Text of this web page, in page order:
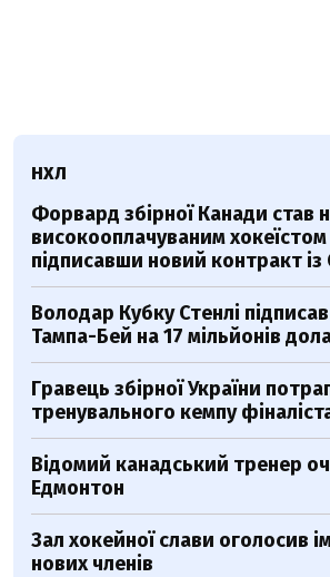
НХЛ
Форвард збірної Канади став
високооплачуваним
підписавши новий контракт
Володар Кубку Стенлі
Тампа-Бей на 17 мільйонів
Гравець збірної України
тренувального кемпу
Відомий канадський тренер
Едмонтон
Зал хокейної слави оголосив
нових членів